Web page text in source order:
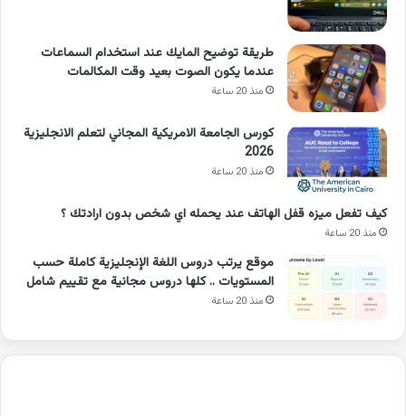
طريقة توضيح المايك عند استخدام السماعات
عندما يكون الصوت بعيد وقت المكالمات
منذ 20 ساعة
كورس الجامعة الامريكية المجاني لتعلم الانجليزية
2026
منذ 20 ساعة
كيف تفعل ميزه قفل الهاتف عند يحمله اي شخص بدون ارادتك ؟
منذ 20 ساعة
موقع يرتب دروس اللغة الإنجليزية كاملة حسب
المستويات .. كلها دروس مجانية مع تقييم شامل
منذ 20 ساعة